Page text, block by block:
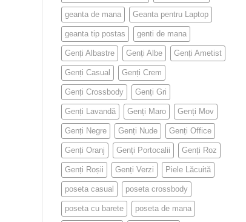
geanta de mana Geanta pentru Laptop
geanta tip postas genti de mana
Genți Albastre Genți Albe Genți Ametist
Genți Casual Genți Crem
Genți Crossbody Genți Gri
Genți Lavandă Genți Maro Genți Mov
Genți Negre Genți Nude Genți Office
Genți Oranj Genți Portocalii Genți Roz
Genți Roșii Genți Verzi Piele Lăcuită
poseta casual poseta crossbody
poseta cu barete poseta de mana